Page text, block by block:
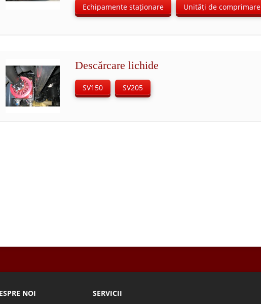
Echipamente staționare Unități de comprimare
Descărcare lichide
SV150 SV205
NOI SERVICII